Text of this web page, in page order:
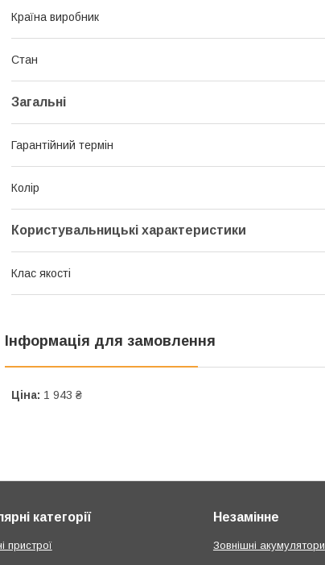
Країна виробник
Стан
Загальні
Гарантійний термін
Колір
Користувальницькі характеристики
Клас якості
Інформація для замовлення
Ціна: 1 943 ₴
категорії
пристрої
Незамінне
Зовнішні акумулятори